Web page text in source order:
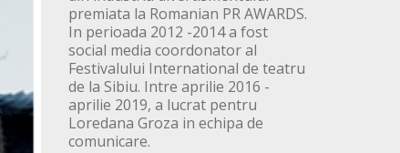
premiata la Romanian PR AWARDS.
In perioada 2012 -2014 a fost
social media coordonator al
Festivalului International de teatru
de la Sibiu. Intre aprilie 2016 -
aprilie 2019, a lucrat pentru
Loredana Groza in echipa de
comunicare.